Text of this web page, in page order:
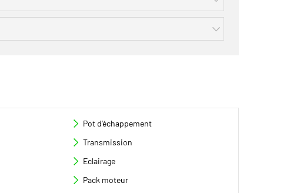
Pot d'échappement
Transmission
Eclairage
Pack moteur